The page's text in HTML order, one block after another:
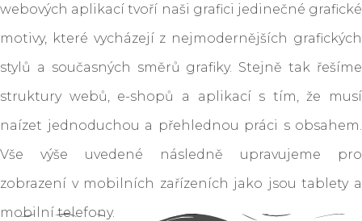
webových aplikací tvoří naši grafici jedinečné grafické
motivy, které vycházejí z nejmodernějších grafických
stylů a současných směrů grafiky. Stejně tak řešíme
struktury webů, e-shopů a aplikací s tím, že musí
naízet jednoduchou a přehlednou práci s obsahem.
Vše výše uvedené následně upravujeme pro
zobrazení v mobilních zařízeních jako jsou tablety a
mobilní telefony.